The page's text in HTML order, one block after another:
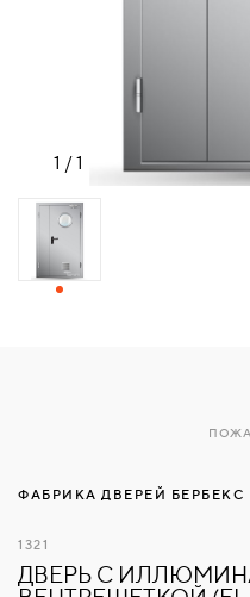
СТАТЬИ
С
1 /1
ФАБРИКА ДВЕРЕЙ БЕРБЕКС
1321
ДВЕРЬ С